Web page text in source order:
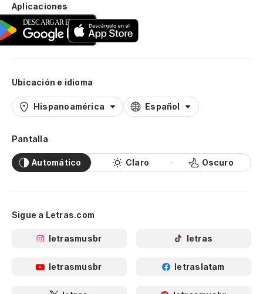
Aplicaciones
Ubicación e idioma
Hispanoamérica Español
Pantalla
Automático Claro Oscuro
Sigue a Letras.com
letrasmusbr letras
letrasmusbr letraslatam